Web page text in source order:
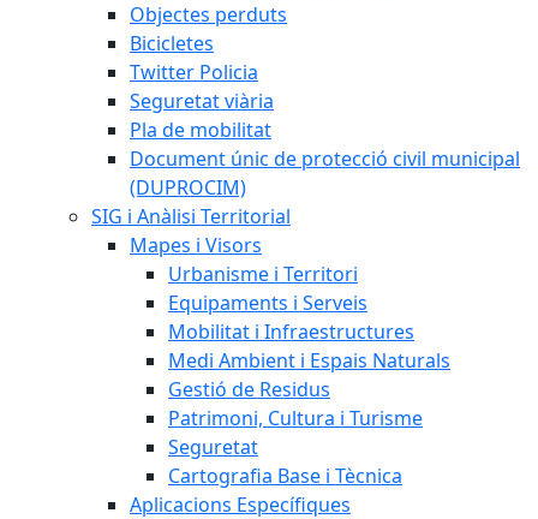
Objectes perduts
Bicicletes
Twitter Policia
Seguretat viària
Pla de mobilitat
Document únic de protecció civil municipal
(DUPROCIM)
SIG i Anàlisi Territorial
Mapes i Visors
Urbanisme i Territori
Equipaments i Serveis
Mobilitat i Infraestructures
Medi Ambient i Espais Naturals
Gestió de Residus
Patrimoni, Cultura i Turisme
Seguretat
Cartografia Base i Tècnica
Aplicacions Específiques